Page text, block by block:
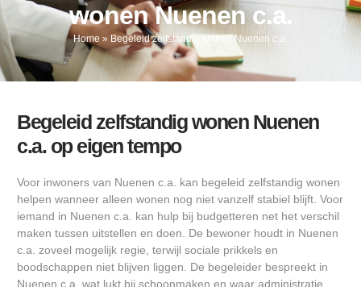
wonen Nuenen c.a.
Home » Begeleid zelfstandig wonen Nuenen c.a.
Begeleid zelfstandig wonen Nuenen
c.a. op eigen tempo
Voor inwoners van Nuenen c.a. kan begeleid zelfstandig wonen
helpen wanneer alleen wonen nog niet vanzelf stabiel blijft. Voor
iemand in Nuenen c.a. kan hulp bij budgetteren net het verschil
maken tussen uitstellen en doen. De bewoner houdt in Nuenen
c.a. zoveel mogelijk regie, terwijl sociale prikkels en
boodschappen niet blijven liggen. De begeleider bespreekt in
Nuenen c.a. wat lukt bij schoonmaken en waar administratie